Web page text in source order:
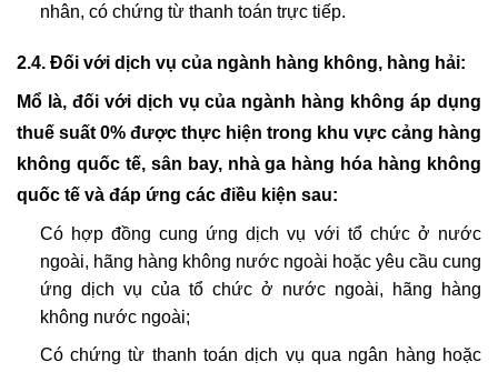
nhân, có chứng từ thanh toán trực tiếp.
2.4. Đối với dịch vụ của ngành hàng không, hàng hải:
Mổ là, đối với dịch vụ của ngành hàng không áp dụng
thuế suất 0% được thực hiện trong khu vực cảng hàng
không quốc tế, sân bay, nhà ga hàng hóa hàng không
quốc tế và đáp ứng các điều kiện sau:
Có hợp đồng cung ứng dịch vụ với tổ chức ở nước
ngoài, hãng hàng không nước ngoài hoặc yêu cầu cung
ứng dịch vụ của tổ chức ở nước ngoài, hãng hàng
không nước ngoài;
Có chứng từ thanh toán dịch vụ qua ngân hàng hoặc